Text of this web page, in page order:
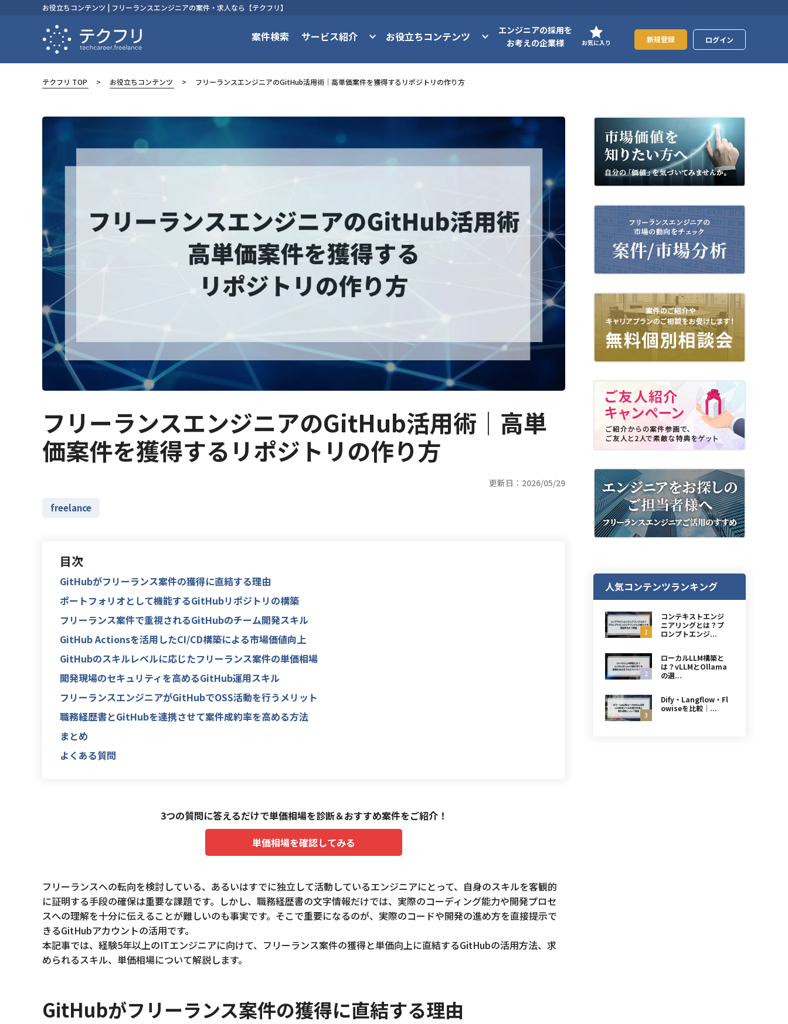
お役立ちコンテンツ | フリーランスエンジニアの案件・求人なら【テクフリ】
案件検索 サービス紹介 お役立ちコンテンツ
エンジニアの採用を
お考えの企業様
お気に入り 新規登録 ログイン
テクフリ TOP お役立ちコンテンツ フリーランスエンジニアのGitHub活用術｜高単価案件を獲得するリポジトリの作り方
フリーランスエンジニアのGitHub活用術｜高単
価案件を獲得するリポジトリの作り方
更新日：2026/05/29
freelance
目次
GitHubがフリーランス案件の獲得に直結する理由
ポートフォリオとして機能するGitHubリポジトリの構築
フリーランス案件で重視されるGitHubのチーム開発スキル
GitHub Actionsを活用したCI/CD構築による市場価値向上
GitHubのスキルレベルに応じたフリーランス案件の単価相場
開発現場のセキュリティを高めるGitHub運用スキル
フリーランスエンジニアがGitHubでOSS活動を行うメリット
職務経歴書とGitHubを連携させて案件成約率を高める方法
まとめ
よくある質問
3つの質問に答えるだけで単価相場を診断＆おすすめ案件をご紹介！
単価相場を確認してみる
フリーランスへの転向を検討している、あるいはすでに独立して活動しているエンジニアにとって、自身のスキルを客観的
に証明する手段の確保は重要な課題です。しかし、職務経歴書の文字情報だけでは、実際のコーディング能力や開発プロセ
スへの理解を十分に伝えることが難しいのも事実です。そこで重要になるのが、実際のコードや開発の進め方を直接提示で
きるGitHubアカウントの活用です。
本記事では、経験5年以上のITエンジニアに向けて、フリーランス案件の獲得と単価向上に直結するGitHubの活用方法、求
められるスキル、単価相場について解説します。
GitHubがフリーランス案件の獲得に直結する理由
人気コンテンツランキング
1
コンテキストエンジ
ニアリングとは？プ
ロンプトエンジ...
2
ローカルLLM構築と
は？vLLMとOllama
の選...
3
Dify・Langflow・Fl
owiseを比較｜...